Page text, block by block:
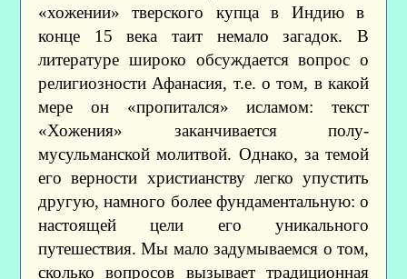
«хожении» тверского купца в Индию в
конце 15 века таит немало загадок. В
литературе широко обсуждается вопрос о
религиозности Афанасия, т.е. о том, в какой
мере он «пропитался» исламом: текст
«Хожения» заканчивается полу-
мусульманской молитвой. Однако, за темой
его верности христианству легко упустить
другую, намного более фундаментальную: о
настоящей цели его уникального
путешествия. Мы мало задумываемся о том,
сколько вопросов вызывает традиционная